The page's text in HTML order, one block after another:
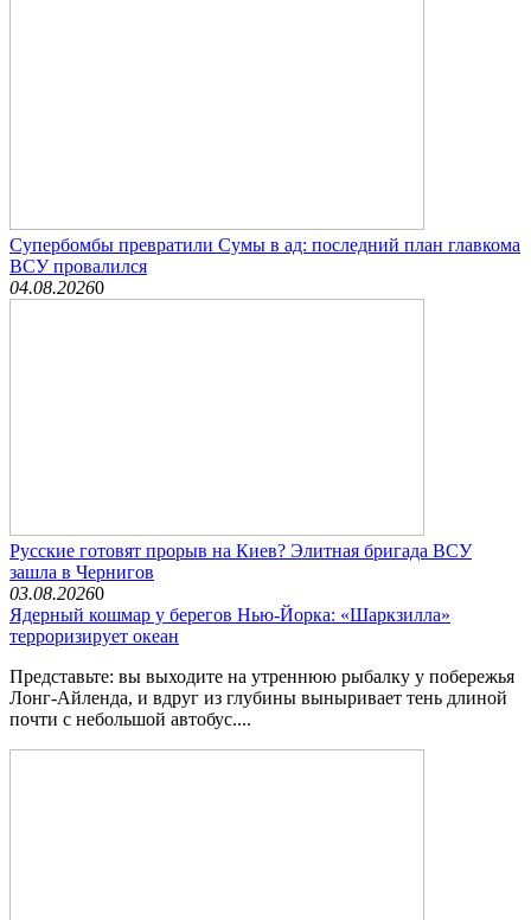
Супербомбы превратили Сумы в ад: последний план главкома
ВСУ провалился
04.08.20260
Русские готовят прорыв на Киев? Элитная бригада ВСУ
зашла в Чернигов
03.08.20260
Ядерный кошмар у берегов Нью-Йорка: «Шаркзилла»
терроризирует океан
Представьте: вы выходите на утреннюю рыбалку у побережья
Лонг-Айленда, и вдруг из глубины выныривает тень длиной
почти с небольшой автобус....